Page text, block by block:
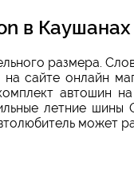
в Каушанах
размера.
сайте онлайн
автошин
летние шины
может